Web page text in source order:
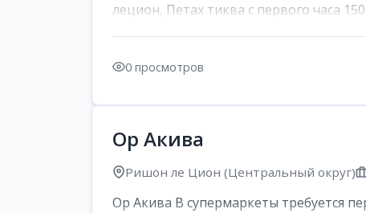
лецион, Петах тиква с первого часа
0 просмотров
Ор Акива
Ришон ле Цион (Центральный округ)
Ор Акива В супермаркеты требуется